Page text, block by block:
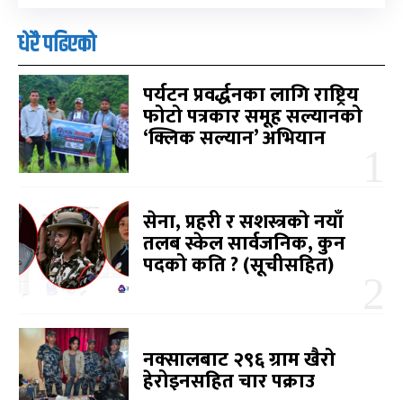
धेरै पढिएको
पर्यटन प्रवर्द्धनका लागि राष्ट्रिय
फोटो पत्रकार समूह सल्यानको
‘क्लिक सल्यान’ अभियान
सेना, प्रहरी र सशस्त्रको नयाँ
तलब स्केल सार्वजनिक, कुन
पदको कति ? (सूचीसहित)
नक्सालबाट २९६ ग्राम खैरो
हेरोइनसहित चार पक्राउ